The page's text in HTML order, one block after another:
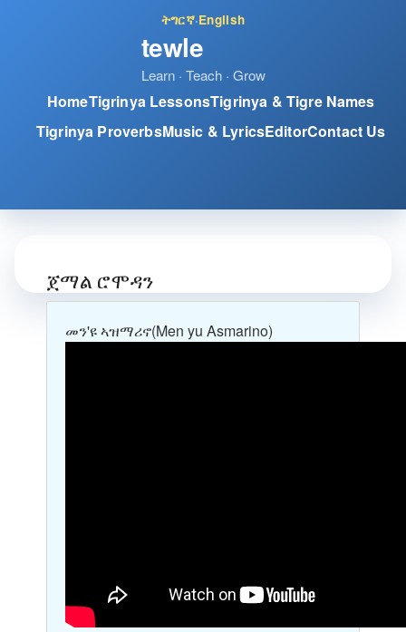
ትግርኛ·English
tewle
Learn · Teach · Grow
HomeTigrinya LessonsTigrinya & Tigre Names
Tigrinya ProverbsMusic & LyricsEditorContact Us
ጀማል ሮሞዳን
መን'ዩ ኣዝማሪኖ(Men yu Asmarino)